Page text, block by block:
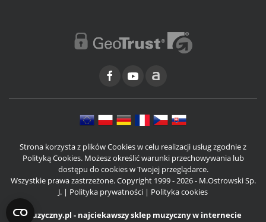
Strona korzysta z plików Cookies w celu realizacji usług zgodnie z
Polityką Cookies. Możesz określić warunki przechowywania lub
dostępu do cookies w Twojej przeglądarce.
Wszystkie prawa zastrzeżone. Copyright 1999 - 2026 - M.Ostrowski Sp.
J. | Polityka prywatności | Polityka cookies
Muzyczny.pl - najciekawszy sklep muzyczny w internecie